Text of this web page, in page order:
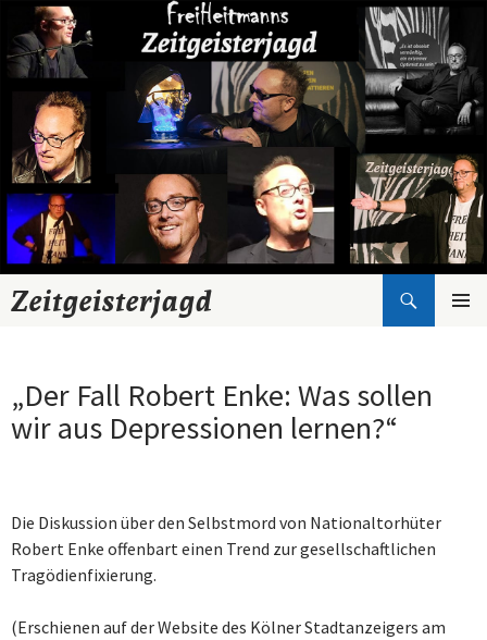
Zeitgeisterjagd
Suchen
Zum
„Der Fall Robert Enke: Was sollen
wir aus Depressionen lernen?“
Die Diskussion über den Selbstmord von Nationaltorhüter
Robert Enke offenbart einen Trend zur gesellschaftlichen
Tragödienfixierung.
(Erschienen auf der Website des Kölner Stadtanzeigers am